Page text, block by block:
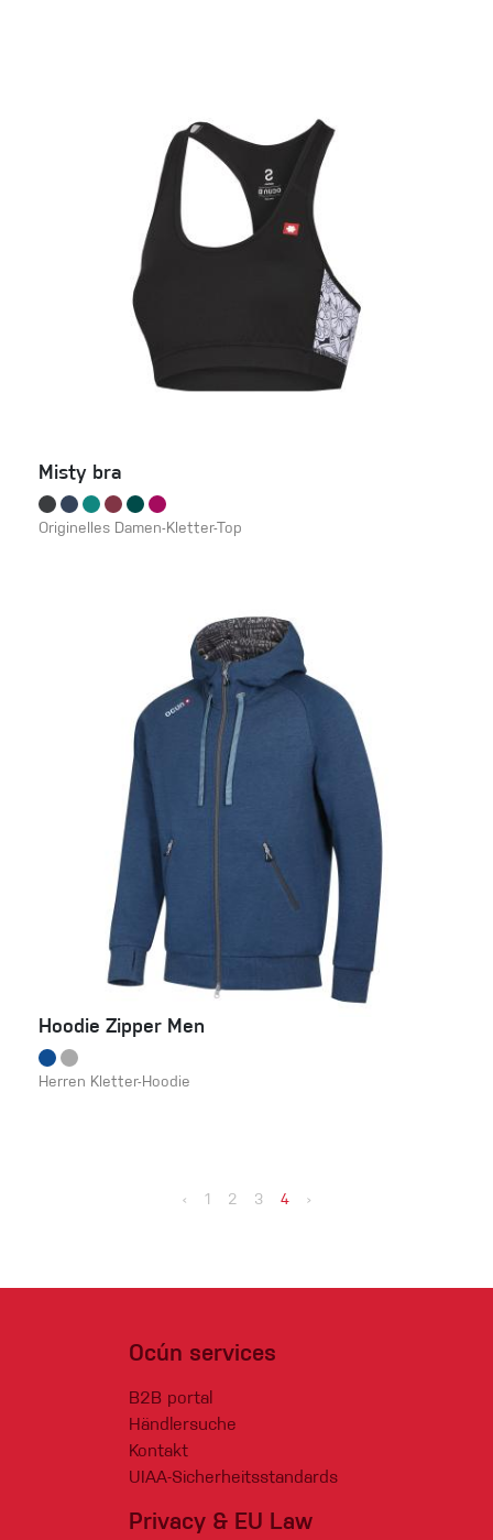
Misty bra
Originelles Damen-Kletter-Top
Hoodie Zipper Men
Herren Kletter-Hoodie
‹ 1 2 3 4 ›
Ocún services
B2B portal
Händlersuche
Kontakt
UIAA-Sicherheitsstandards
Privacy & EU Law